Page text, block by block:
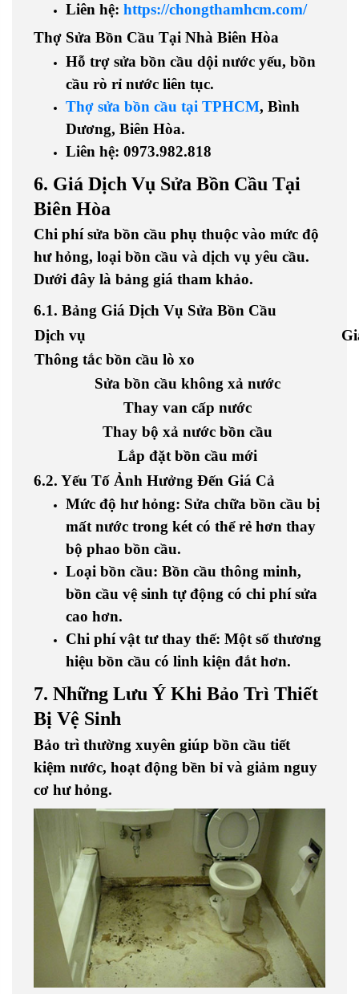
Liên hệ: https://chongthamhcm.com/
Thợ Sửa Bồn Cầu Tại Nhà Biên Hòa
Hỗ trợ sửa bồn cầu dội nước yếu, bồn
cầu rò rỉ nước liên tục.
Thợ sửa bồn cầu tại TPHCM, Bình
Dương, Biên Hòa.
Liên hệ: 0973.982.818
6. Giá Dịch Vụ Sửa Bồn Cầu Tại
Biên Hòa
Chi phí sửa bồn cầu phụ thuộc vào mức độ
hư hỏng, loại bồn cầu và dịch vụ yêu cầu.
Dưới đây là bảng giá tham khảo.
6.1. Bảng Giá Dịch Vụ Sửa Bồn Cầu
Dịch vụ
Thông tắc bồn cầu lò xo
Sửa bồn cầu không xả nước
Thay van cấp nước
Thay bộ xả nước bồn cầu
Lắp đặt bồn cầu mới
6.2. Yếu Tố Ảnh Hưởng Đến Giá Cả
Mức độ hư hỏng: Sửa chữa bồn cầu bị
mất nước trong két có thể rẻ hơn thay
bộ phao bồn cầu.
Loại bồn cầu: Bồn cầu thông minh,
bồn cầu vệ sinh tự động có chi phí sửa
cao hơn.
Chi phí vật tư thay thế: Một số thương
hiệu bồn cầu có linh kiện đắt hơn.
7. Những Lưu Ý Khi Bảo Trì Thiết
Bị Vệ Sinh
Bảo trì thường xuyên giúp bồn cầu tiết
kiệm nước, hoạt động bền bỉ và giảm nguy
cơ hư hỏng.